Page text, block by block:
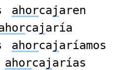
ahorcajaren
cajaría
ahorcajaríamos
ahorcajarías